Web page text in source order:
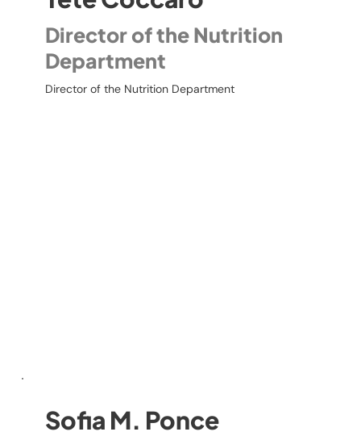
Director of the Nutrition
Department
Director of the Nutrition Department
Sofia M. Ponce